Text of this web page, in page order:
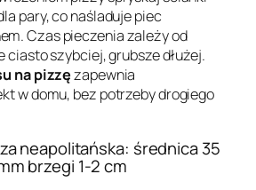
pary, co naśladuje piec
Czas pieczenia zależy od
ciasto szybciej, grubsze dłużej.
na pizzęzapewnia
w domu, bez potrzeby drogiego
neapolitańska: średnica 35
brzegi 1-2 cm